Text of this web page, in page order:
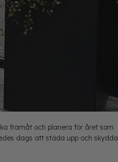
framåt och planera för året som
dags att städa upp och skydda